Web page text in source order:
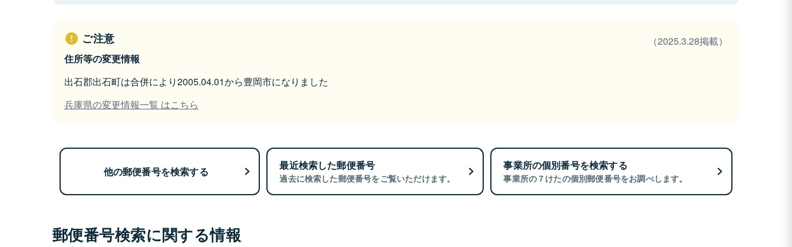
ご注意
（2025.3.28掲載）
住所等の変更情報
出石郡出石町は合併により2005.04.01から豊岡市になりました
兵庫県の変更情報一覧 はこちら
他の郵便番号を検索する 最近検索した郵便番号
過去に検索した郵便番号をご覧いただけます。
事業所の個別番号を検索する
事業所の７けたの個別郵便番号をお調べします。
郵便番号検索に関する情報